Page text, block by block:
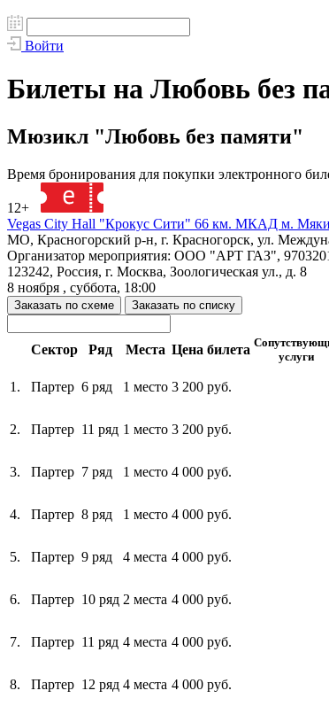
Войти
Билеты на Любовь без
Мюзикл "Любовь без памяти"
Время бронирования для покупки электронного
12+
Vegas City Hall "Крокус Сити" 66 км. МКАД м.
МО, Красногорский р-н, г. Красногорск, ул.
Организатор мероприятия: ООО "АРТ ГАЗ",
123242, Россия, г. Москва, Зоологическая ул., д. 8
8 ноября , суббота, 18:00
Заказать по схеме Заказать по списку
Сектор Ряд Места Цена билета
услуги
1. Партер 6 ряд 1 место 3 200 руб.
2. Партер 11 ряд 1 место 3 200 руб.
3. Партер 7 ряд 1 место 4 000 руб.
4. Партер 8 ряд 1 место 4 000 руб.
5. Партер 9 ряд 4 места 4 000 руб.
6. Партер 10 ряд 2 места 4 000 руб.
7. Партер 11 ряд 4 места 4 000 руб.
8. Партер 12 ряд 4 места 4 000 руб.